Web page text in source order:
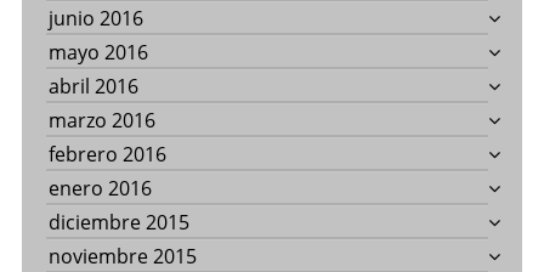
junio 2016
mayo 2016
abril 2016
marzo 2016
febrero 2016
enero 2016
diciembre 2015
noviembre 2015